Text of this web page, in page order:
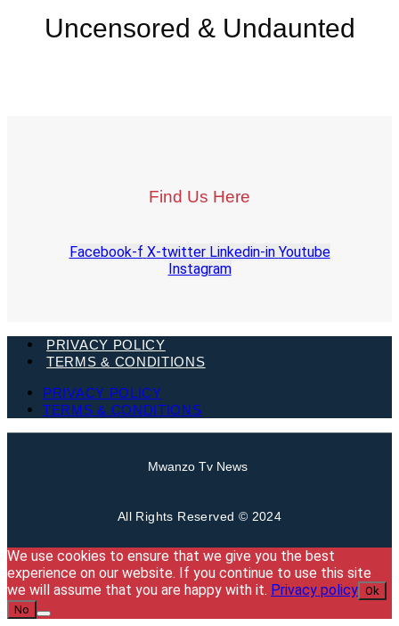
Uncensored & Undaunted
Find Us Here
Facebook-f X-twitter Linkedin-in Youtube
Instagram
PRIVACY POLICY
TERMS & CONDITIONS
PRIVACY POLICY
TERMS & CONDITIONS
Mwanzo Tv News
All Rights Reserved © 2024
We use cookies to ensure that we give you the best
experience on our website. If you continue to use this site
we will assume that you are happy with it. Privacy policy Ok
No